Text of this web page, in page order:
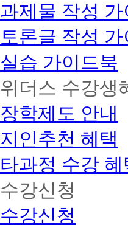
과제물 작성 가
토론글 작성 가
실습 가이드북
위더스 수강생
장학제도 안내
지인추천 혜택
타과정 수강 혜
수강신청
수강신청